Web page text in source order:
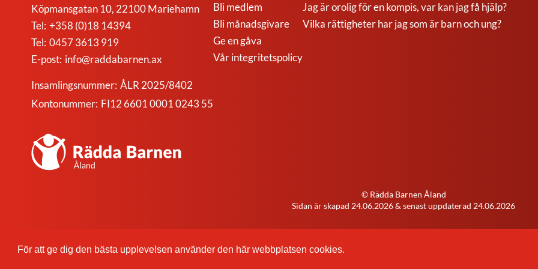
För att ge dig den bästa upplevelsen använder den här webbplatsen cookies.
Köpmansgatan 10, 22100 Mariehamn
Tel: +358 (0)18 14394
Tel: 0457 3613 919
E-post: info@raddabarnen.ax
Insamlingsnummer: ÅLR 2025/8402
Kontonummer: FI12 6601 0001 0243 55
Bli medlem
Bli månadsgivare
Ge en gåva
Vår integritetspolicy
Jag är orolig för en kompis, var kan jag få hjälp?
Vilka rättigheter har jag som är barn och ung?
© Rädda Barnen Åland
Sidan är skapad 24.06.2026& senast uppdaterad 24.06.2026